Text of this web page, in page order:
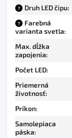
? Druh LED čipu:
?
Farebná
varianta svetla:
Max. dĺžka
zapojenia:
Počet LED:
Priemerná
životnosť:
Príkon:
Samolepiaca
páska: